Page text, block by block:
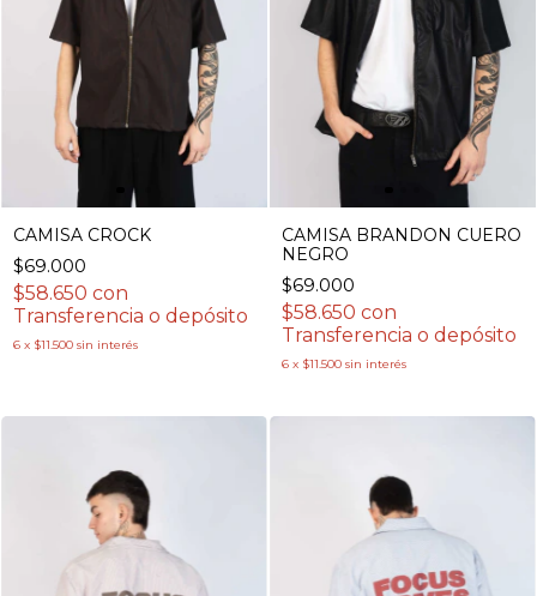
CAMISA CROCK
$69.000
$58.650 con
Transferencia o depósito
6 x $11.500 sin interés
CAMISA BRANDON CUERO
NEGRO
$69.000
$58.650 con
Transferencia o depósito
6 x $11.500 sin interés